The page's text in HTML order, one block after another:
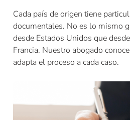
Cada país de origen tiene
documentales. No es lo mismo
desde Estados Unidos que
Francia. Nuestro abogado
adapta el proceso a cada caso.